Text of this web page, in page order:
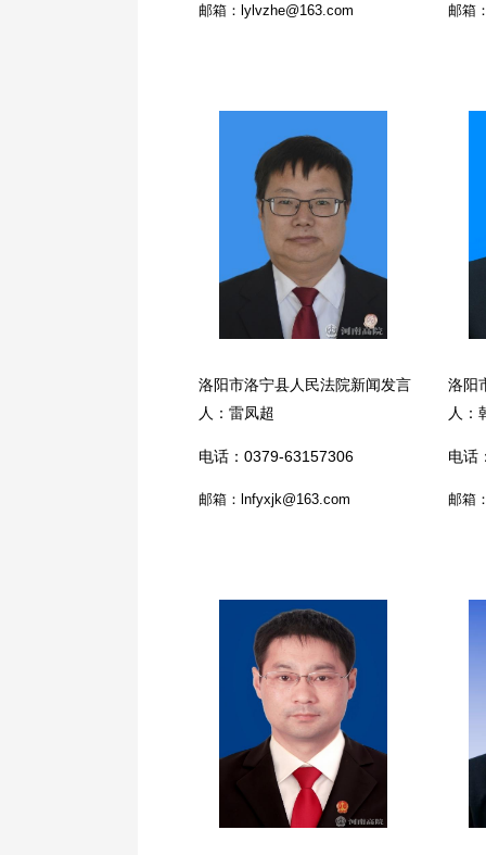
邮箱：lylvzhe@163.com 邮箱
洛阳市洛宁县人民法院新闻发言
人：雷凤超
电话：0379-63157306
邮箱：lnfyxjk@163.com
洛阳
人：
电话
邮箱